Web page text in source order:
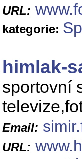
URL:
kategorie:
himlak-
sportovní
Email:
URL: